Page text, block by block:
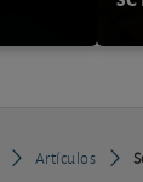
Artículos